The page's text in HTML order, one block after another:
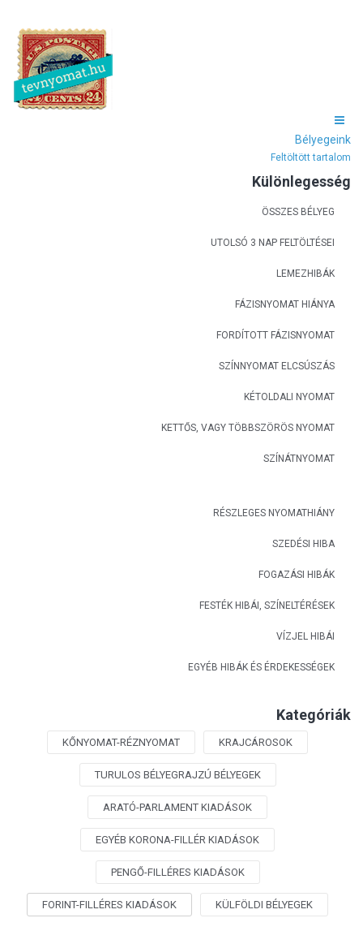
Bélyegeink
Feltöltött tartalom
Különlegesség
ÖSSZES BÉLYEG
UTOLSÓ 3 NAP FELTÖLTÉSEI
LEMEZHIBÁK
FÁZISNYOMAT HIÁNYA
FORDÍTOTT FÁZISNYOMAT
SZÍNNYOMAT ELCSÚSZÁS
KÉTOLDALI NYOMAT
KETTŐS, VAGY TÖBBSZÖRÖS NYOMAT
SZÍNÁTNYOMAT
RÉSZLEGES NYOMATHIÁNY
SZEDÉSI HIBA
FOGAZÁSI HIBÁK
FESTÉK HIBÁI, SZÍNELTÉRÉSEK
VÍZJEL HIBÁI
EGYÉB HIBÁK ÉS ÉRDEKESSÉGEK
Kategóriák
KŐNYOMAT-RÉZNYOMAT KRAJCÁROSOK
TURULOS BÉLYEGRAJZÚ BÉLYEGEK
ARATÓ-PARLAMENT KIADÁSOK
EGYÉB KORONA-FILLÉR KIADÁSOK
PENGŐ-FILLÉRES KIADÁSOK
FORINT-FILLÉRES KIADÁSOK KÜLFÖLDI BÉLYEGEK